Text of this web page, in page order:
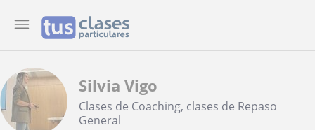
Silvia Vigo
Clases de Coaching, clases de Repaso
General